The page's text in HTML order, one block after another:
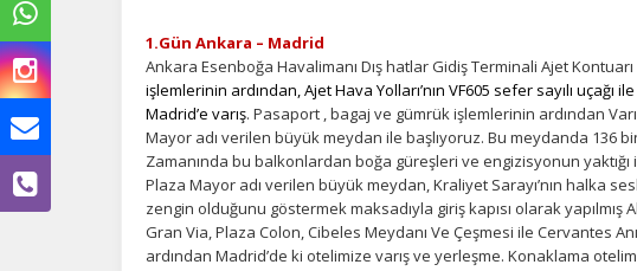
ÇEREZ
Çerez
Size daha
depolayabilir,
izin vermemeyi
1.Gün Ankara – Madrid
Ankara Esenboğa Havalimanı Dış hatlar Gidiş Terminali Ajet
işlemlerinin ardından, Ajet Hava Yolları’nın VF605 sefer sayılı uçağı
Madrid’e varış. Pasaport , bagaj ve gümrük işlemlerinin ardından
Mayor adı verilen büyük meydan ile başlıyoruz. Bu meydanda 136
Zamanında bu balkonlardan boğa güreşleri ve engizisyonun
Plaza Mayor adı verilen büyük meydan, Kraliyet Sarayı’nın halka
zengin olduğunu göstermek maksadıyla giriş kapısı olarak yapılmış
Gran Via, Plaza Colon, Cibeles Meydanı Ve Çeşmesi ile Cervantes
ardından Madrid’de ki otelimize varış ve yerleşme. Konaklama